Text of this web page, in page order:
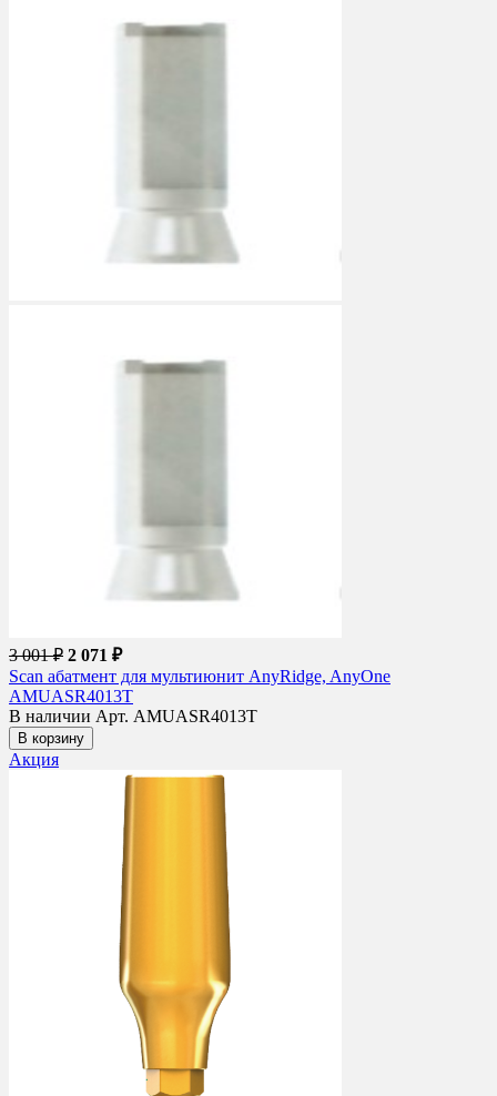
3 001 ₽ 2 071 ₽
Scan абатмент для мультиюнит AnyRidge, AnyOne
AMUASR4013T
В наличии Арт. AMUASR4013T
В корзину
Акция